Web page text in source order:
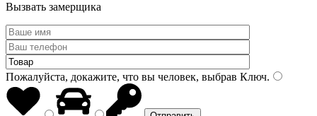
Вызвать замерщика
Пожалуйста, докажите, что вы человек, выбрав Ключ.